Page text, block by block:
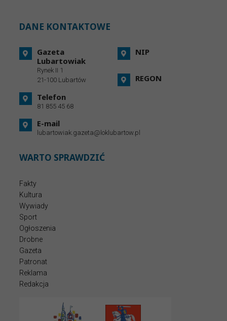
DANE KONTAKTOWE
Gazeta
Lubartowiak
Rynek II 1
21-100 Lubartów
Telefon
81 855 45 68
E-mail
lubartowiak.gazeta@loklubartow.pl
NIP
REGON
WARTO SPRAWDZIĆ
Fakty
Kultura
Wywiady
Sport
Ogłoszenia
Drobne
Gazeta
Patronat
Reklama
Redakcja